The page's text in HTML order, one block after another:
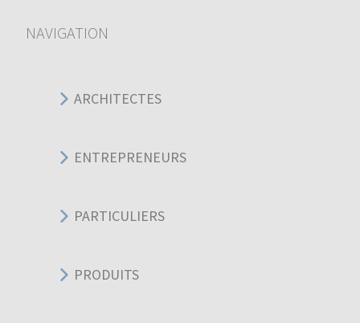
NAVIGATION
ARCHITECTES
ENTREPRENEURS
PARTICULIERS
PRODUITS